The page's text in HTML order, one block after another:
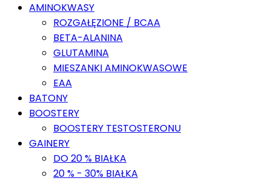
AMINOKWASY
ROZGAŁĘZIONE / BCAA
BETA-ALANINA
GLUTAMINA
MIESZANKI AMINOKWASOWE
EAA
BATONY
BOOSTERY
BOOSTERY TESTOSTERONU
GAINERY
DO 20 % BIAŁKA
20 % - 30% BIAŁKA